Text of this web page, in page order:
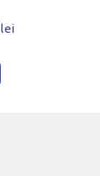
lei